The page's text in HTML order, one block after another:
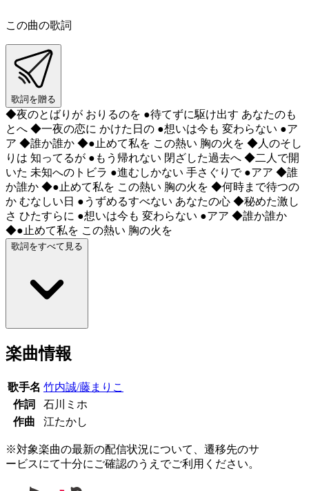
この曲の歌詞
歌詞を贈る
◆夜のとばりが おりるのを ●待てずに駆け出す あなたのも
とへ ◆一夜の恋に かけた日の ●想いは今も 変わらない ●ア
ア ◆誰か誰か ◆●止めて私を この熱い 胸の火を ◆人のそし
りは 知ってるが ●もう帰れない 閉ざした過去へ ◆二人で開
いた 未知へのトビラ ●進むしかない 手さぐりで ●アア ◆誰
か誰か ◆●止めて私を この熱い 胸の火を ◆何時まで待つの
か むなしい日 ●うずめるすべない あなたの心 ◆秘めた激し
さ ひたすらに ●想いは今も 変わらない ●アア ◆誰か誰か
◆●止めて私を この熱い 胸の火を
歌詞をすべて見る
楽曲情報
歌手名 竹内誠/藤まりこ
作詞
石川ミホ
作曲
江たかし
※対象楽曲の最新の配信状況について、遷移先のサ
ービスにて十分にご確認のうえでご利用ください。